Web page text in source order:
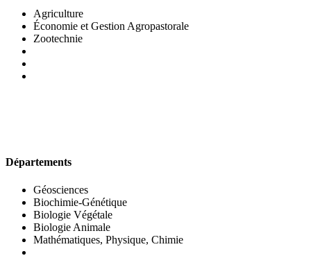
Agriculture
Économie et Gestion Agropastorale
Zootechnie
Départements
Géosciences
Biochimie-Génétique
Biologie Végétale
Biologie Animale
Mathématiques, Physique, Chimie